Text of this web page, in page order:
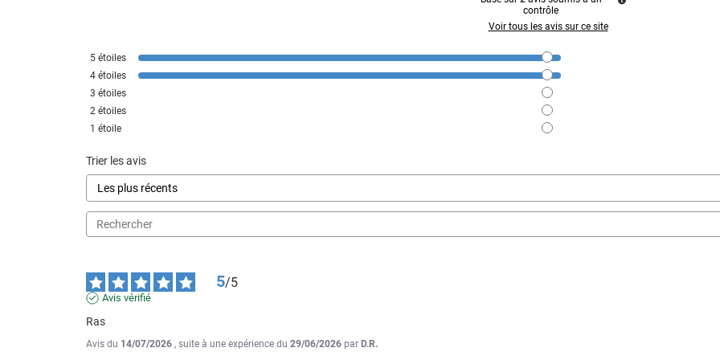
contrôle
Voir tous les avis sur ce site
5 étoiles
4 étoiles
3 étoiles
2 étoiles
1 étoile
Trier les avis
5/5
Avis vérifié
Ras
Avis du 14/07/2026 , suite à une expérience du 29/06/2026 par D.R.